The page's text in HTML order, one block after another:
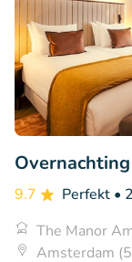
9.7 Perfekt •
The Manor
Amsterdam